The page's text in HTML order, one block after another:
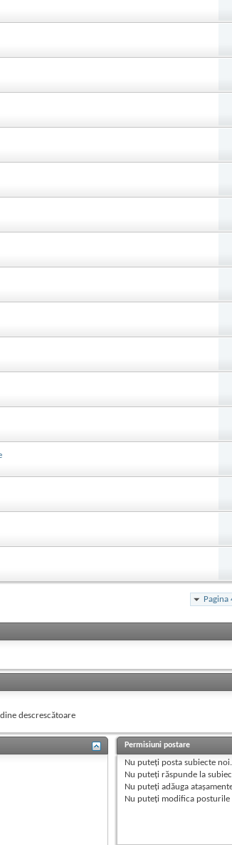
Pagina
descrescătoare
Permisiuni postare
Nu puteţi posta subiecte noi.
Nu puteţi răspunde la
Nu puteţi adăuga
Nu puteţi modifica